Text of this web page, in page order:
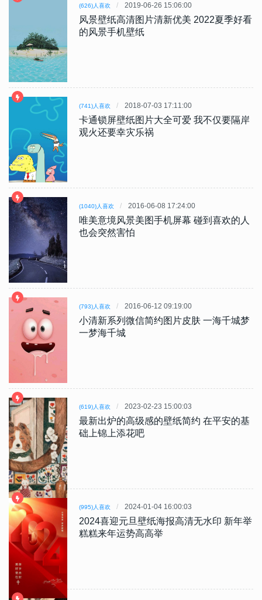
(626)人喜欢 2019-06-26 15:06:00
风景壁纸高清图片清新优美 2022夏季好看
的风景手机壁纸
(741)人喜欢 2018-07-03 17:11:00
卡通锁屏壁纸图片大全可爱 我不仅要隔岸
观火还要幸灾乐祸
(1040)人喜欢 2016-06-08 17:24:00
唯美意境风景美图手机屏幕 碰到喜欢的人
也会突然害怕
(793)人喜欢 2016-06-12 09:19:00
小清新系列微信简约图片皮肤 一海千城梦
一梦海千城
(619)人喜欢 2023-02-23 15:00:03
最新出炉的高级感的壁纸简约 在平安的基
础上锦上添花吧
(995)人喜欢 2024-01-04 16:00:03
2024喜迎元旦壁纸海报高清无水印 新年举
糕糕来年运势高高举